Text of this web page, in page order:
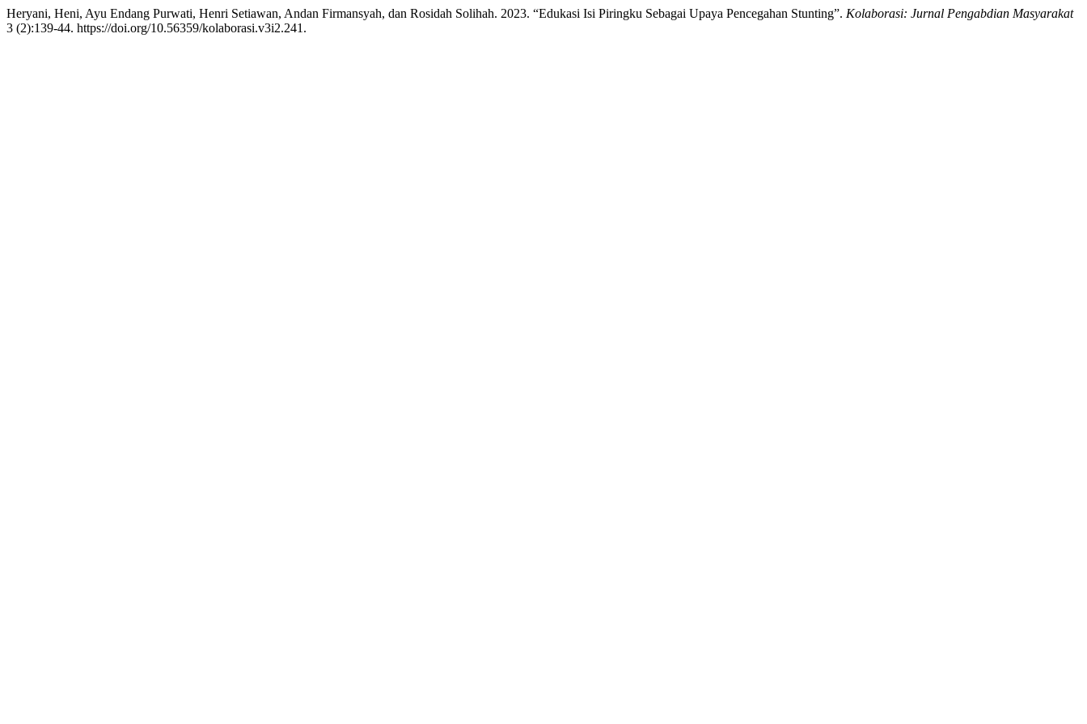
Heryani, Heni, Ayu Endang Purwati, Henri Setiawan, Andan Firmansyah, dan Rosidah Solihah. 2023. “Edukasi Isi Piringku Sebagai Upaya Pencegahan Stunting”. Kolaborasi: Jurnal Pengabdian Masyarakat
3 (2):139-44. https://doi.org/10.56359/kolaborasi.v3i2.241.